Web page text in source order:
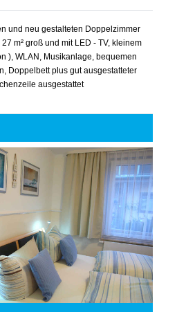
und neu gestalteten Doppelzimmer
m² groß und mit LED - TV, kleinem
), WLAN, Musikanlage, bequemen
Doppelbett plus gut ausgestatteter
ausgestattet